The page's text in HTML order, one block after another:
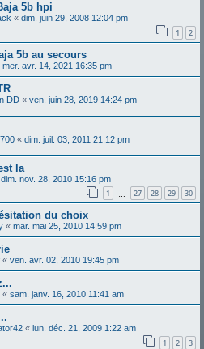
5b hpi
« dim. juin 29, 2008 12:04 pm
1 2
5b au secours
mer. avr. 14, 2021 16:35 pm
DD « ven. juin 28, 2019 14:24 pm
« dim. juil. 03, 2011 21:12 pm
la
dim. nov. 28, 2010 15:16 pm
1 27 28 29 30
du choix
« mar. mai 25, 2010 14:59 pm
« ven. avr. 02, 2010 19:45 pm
« sam. janv. 16, 2010 11:41 am
« lun. déc. 21, 2009 1:22 am
1 2 3